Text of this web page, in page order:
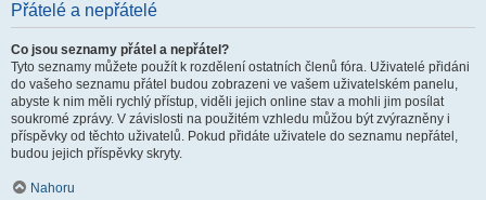
Přátelé a nepřátelé
Co jsou seznamy přátel a nepřátel?
Tyto seznamy můžete použít k rozdělení ostatních členů fóra. Uživatelé přidáni
do vašeho seznamu přátel budou zobrazeni ve vašem uživatelském panelu,
abyste k nim měli rychlý přístup, viděli jejich online stav a mohli jim posílat
soukromé zprávy. V závislosti na použitém vzhledu můžou být zvýrazněny i
příspěvky od těchto uživatelů. Pokud přidáte uživatele do seznamu nepřátel,
budou jejich příspěvky skryty.
Nahoru